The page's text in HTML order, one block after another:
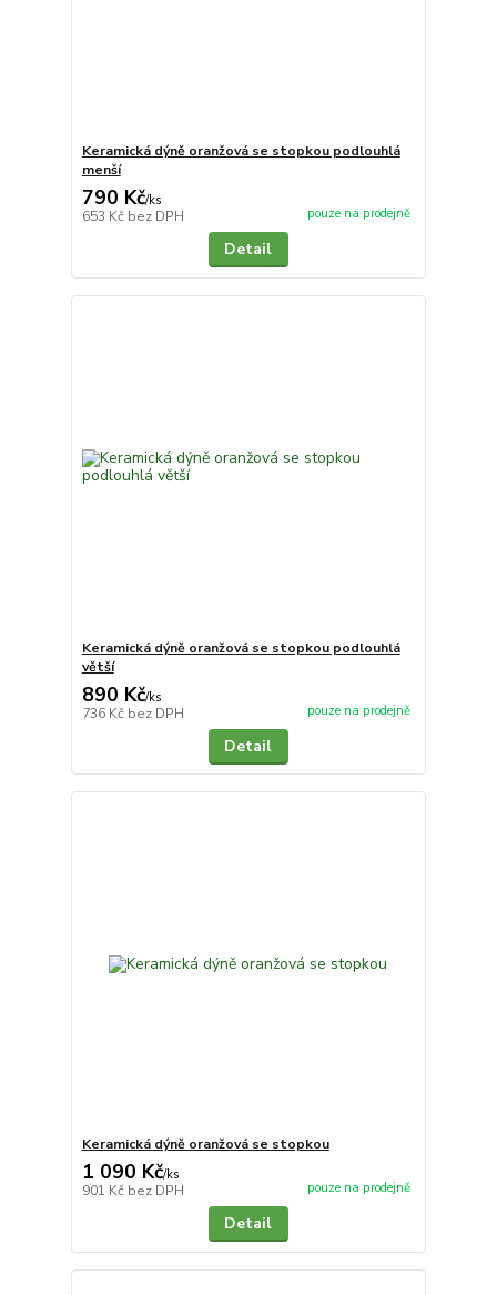
Keramická dýně oranžová se stopkou podlouhlá
menší
790 Kč/ks
653 Kč bez DPH pouze na prodejně
Detail
Keramická dýně oranžová se stopkou podlouhlá
větší
890 Kč/ks
736 Kč bez DPH pouze na prodejně
Detail
Keramická dýně oranžová se stopkou
1 090 Kč/ks
901 Kč bez DPH pouze na prodejně
Detail